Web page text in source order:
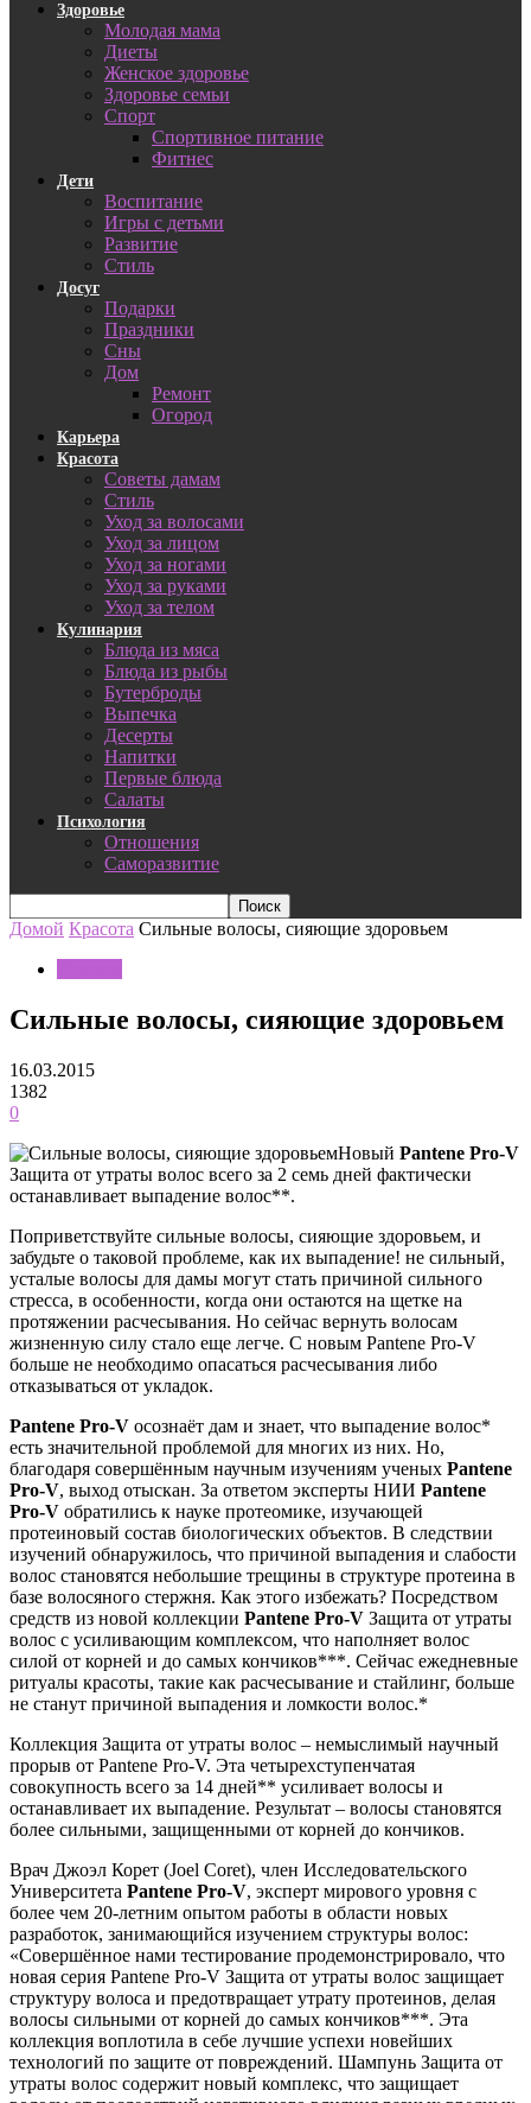
Здоровье
Молодая мама
Диеты
Женское здоровье
Здоровье семьи
Спорт
Спортивное питание
Фитнес
Дети
Воспитание
Игры с детьми
Развитие
Стиль
Досуг
Подарки
Праздники
Сны
Дом
Ремонт
Огород
Карьера
Красота
Советы дамам
Стиль
Уход за волосами
Уход за лицом
Уход за ногами
Уход за руками
Уход за телом
Кулинария
Блюда из мяса
Блюда из рыбы
Бутерброды
Выпечка
Десерты
Напитки
Первые блюда
Салаты
Психология
Отношения
Саморазвитие
Домой Красота Сильные волосы, сияющие здоровьем
Сильные волосы, сияющие здоровьем
16.03.2015
1382
0
Новый Pantene Pro-V
Защита от утраты волос всего за 2 семь дней фактически
останавливает выпадение волос**.
Поприветствуйте сильные волосы, сияющие здоровьем, и
забудьте о таковой проблеме, как их выпадение! не сильный,
усталые волосы для дамы могут стать причиной сильного
стресса, в особенности, когда они остаются на щетке на
протяжении расчесывания. Но сейчас вернуть волосам
жизненную силу стало еще легче. С новым Pantene Pro-V
больше не необходимо опасаться расчесывания либо
отказываться от укладок.
Pantene Pro-V осознаёт дам и знает, что выпадение волос*
есть значительной проблемой для многих из них. Но,
благодаря совершённым научным изучениям ученых Pantene
Pro-V, выход отыскан. За ответом эксперты НИИ Pantene
Pro-V обратились к науке протеомике, изучающей
протеиновый состав биологических объектов. В следствии
изучений обнаружилось, что причиной выпадения и слабости
волос становятся небольшие трещины в структуре протеина в
базе волосяного стержня. Как этого избежать? Посредством
средств из новой коллекции Pantene Pro-V Защита от утраты
волос с усиливающим комплексом, что наполняет волос
силой от корней и до самых кончиков***. Сейчас ежедневные
ритуалы красоты, такие как расчесывание и стайлинг, больше
не станут причиной выпадения и ломкости волос.*
Коллекция Защита от утраты волос – немыслимый научный
прорыв от Pantene Pro-V. Эта четырехступенчатая
совокупность всего за 14 дней** усиливает волосы и
останавливает их выпадение. Результат – волосы становятся
более сильными, защищенными от корней до кончиков.
Врач Джоэл Корет (Joel Coret), член Исследовательского
Университета Pantene Pro-V, эксперт мирового уровня с
более чем 20-летним опытом работы в области новых
разработок, занимающийся изучением структуры волос:
«Совершённое нами тестирование продемонстрировало, что
новая серия Pantene Pro-V Защита от утраты волос защищает
структуру волоса и предотвращает утрату протеинов, делая
волосы сильными от корней до самых кончиков***. Эта
коллекция воплотила в себе лучшие успехи новейших
технологий по защите от повреждений. Шампунь Защита от
утраты волос содержит новый комплекс, что защищает